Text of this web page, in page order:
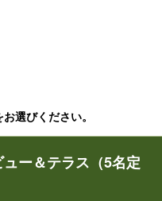
選びください。
ュー＆テラス（5名定